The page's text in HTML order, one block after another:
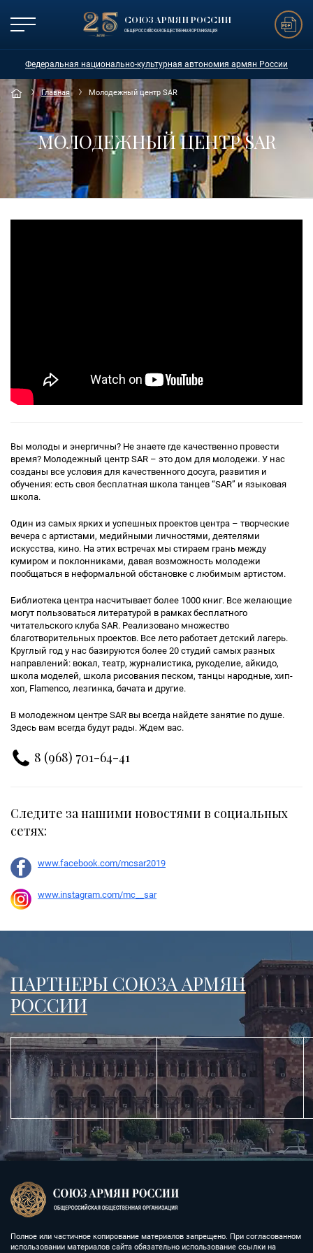
СОЮЗ АРМЯН РОССИИ
ОБЩЕРОССИЙСКАЯ ОБЩЕСТВЕННАЯ ОРГАНИЗАЦИЯ
Федеральная национально-культурная автономия армян России
Главная Молодежный центр SAR
МОЛОДЕЖНЫЙ ЦЕНТР SAR
Вы молоды и энергичны? Не знаете где качественно провести
время? Молодежный центр SAR – это дом для молодежи. У нас
созданы все условия для качественного досуга, развития и
обучения: есть своя бесплатная школа танцев “SAR” и языковая
школа.
Один из самых ярких и успешных проектов центра – творческие
вечера с артистами, медийными личностями, деятелями
искусства, кино. На этих встречах мы стираем грань между
кумиром и поклонниками, давая возможность молодежи
пообщаться в неформальной обстановке с любимым артистом.
Библиотека центра насчитывает более 1000 книг. Все желающие
могут пользоваться литературой в рамках бесплатного
читательского клуба SAR. Реализовано множество
благотворительных проектов. Все лето работает детский лагерь.
Круглый год у нас базируются более 20 студий самых разных
направлений: вокал, театр, журналистика, рукоделие, айкидо,
школа моделей, школа рисования песком, танцы народные, хип-
хоп, Flamenco, лезгинка, бачата и другие.
В молодежном центре SAR вы всегда найдете занятие по душе.
Здесь вам всегда будут рады. Ждем вас.
8 (968) 701-64-41
Следите за нашими новостями в социальных
сетях:
www.facebook.com/mcsar2019
www.instagram.com/mc__sar
ПАРТНЕРЫ СОЮЗА АРМЯН
РОССИИ
Полное или частичное копирование материалов запрещено. При согласованном
использовании материалов сайта обязательно использование ссылки на